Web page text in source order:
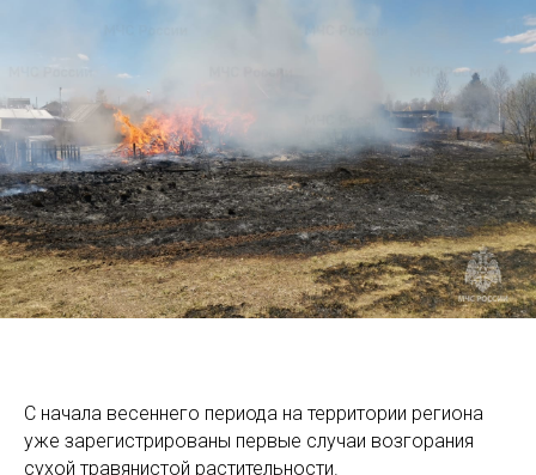
С начала весеннего периода на территории региона
уже зарегистрированы первые случаи возгорания
сухой травянистой растительности.